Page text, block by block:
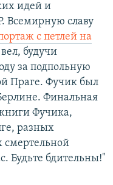
идей и
Всемирную славу
с петлей на
будучи
за подпольную
Праге. Фучик был
Финальная
Фучика,
разных
смертельной
Будьте бдительны!"